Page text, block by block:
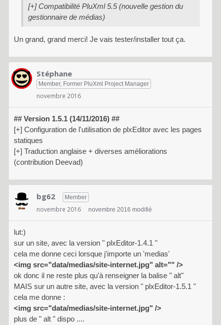
[+] Compatibilité PluXml 5.5 (nouvelle gestion du
gestionnaire de médias)
Un grand, grand merci! Je vais tester/installer tout ça.
Stéphane
Member, Former PluXml Project Manager
novembre 2016
## Version 1.5.1 (14/11/2016) ##
[+] Configuration de l'utilisation de plxEditor avec les pages
statiques
[+] Traduction anglaise + diverses améliorations
(contribution Deevad)
bg62 Member
novembre 2016 novembre 2016 modifié
lut:)
sur un site, avec la version " plxEditor-1.4.1 "
cela me donne ceci lorsque j'importe un 'medias'
<img src="data/medias/site-internet.jpg" alt="" />
ok donc il ne reste plus qu'à renseigner la balise " alt"
MAIS sur un autre site, avec la version " plxEditor-1.5.1 "
cela me donne :
<img src="data/medias/site-internet.jpg" />
plus de " alt " dispo ....